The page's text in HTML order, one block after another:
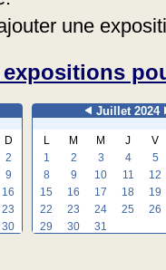
une
expositions
D
2
9
16
23
30
Juillet 2024
L M M J
V
1
2 3 4
5
8
9 10 11
12
15
16 17 18
19
22
23 24 25
26
29
30 31